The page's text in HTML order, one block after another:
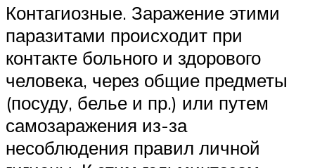
Контагиозные. Заражение этими
паразитами происходит при
контакте больного и здорового
человека, через общие предметы
(посуду, белье и пр.) или путем
самозаражения из-за
несоблюдения правил личной